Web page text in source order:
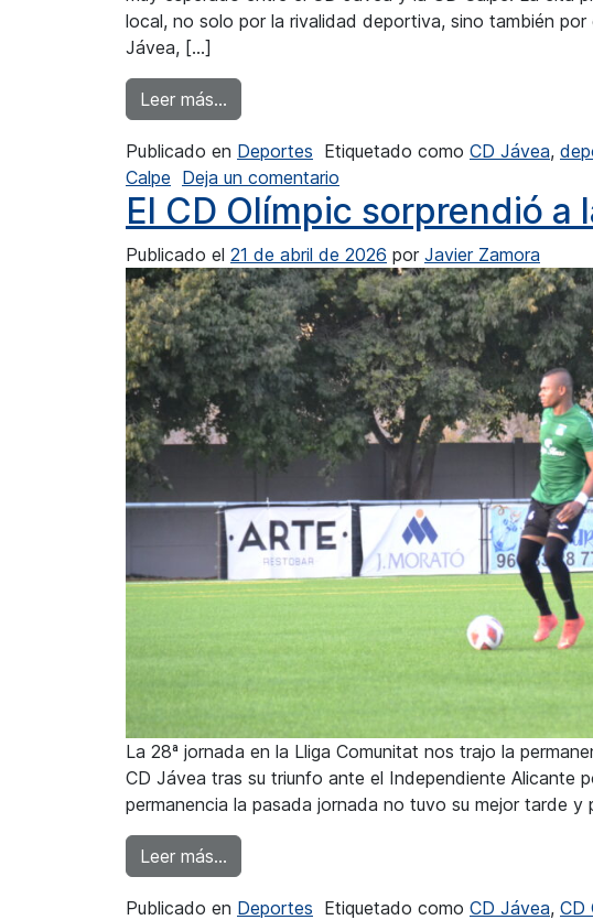
local, no solo por la rivalidad deportiva, sino también por
Jávea, […]
Leer más…
Publicado en Deportes Etiquetado como CD Jávea,
Calpe Deja un comentario
El CD Olímpic sorprendió a
Publicado el 21 de abril de 2026 por Javier Zamora
La 28ª jornada en la Lliga Comunitat nos trajo la
CD Jávea tras su triunfo ante el Independiente Alicante
permanencia la pasada jornada no tuvo su mejor tarde
Leer más…
Publicado en Deportes Etiquetado como CD Jávea, CD